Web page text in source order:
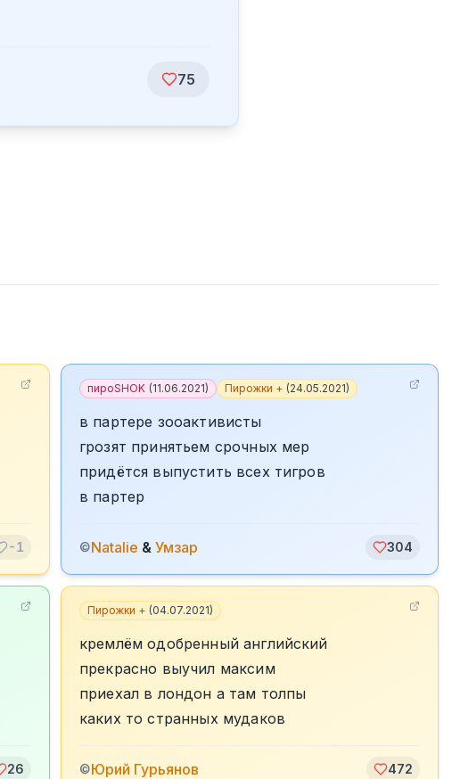
75
-1
пироSHOK (11.06.2021) Пирожки + (24.05.2021)
в партере зооактивисты
грозят принятьем срочных мер
придётся выпустить всех тигров
в партер
©Natalie & Умзар 304
26
Пирожки + (04.07.2021)
кремлём одобренный английский
прекрасно выучил максим
приехал в лондон а там толпы
каких то странных мудаков
©Юрий Гурьянов 472